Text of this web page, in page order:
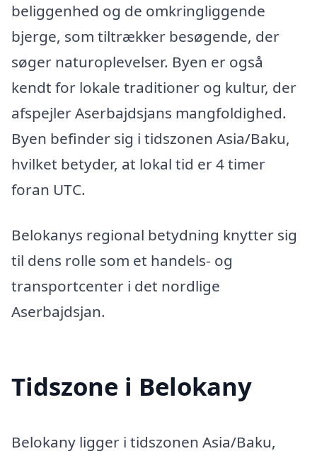
beliggenhed og de omkringliggende
bjerge, som tiltrækker besøgende, der
søger naturoplevelser. Byen er også
kendt for lokale traditioner og kultur, der
afspejler Aserbajdsjans mangfoldighed.
Byen befinder sig i tidszonen Asia/Baku,
hvilket betyder, at lokal tid er 4 timer
foran UTC.
Belokanys regional betydning knytter sig
til dens rolle som et handels- og
transportcenter i det nordlige
Aserbajdsjan.
Tidszone i Belokany
Belokany ligger i tidszonen Asia/Baku,